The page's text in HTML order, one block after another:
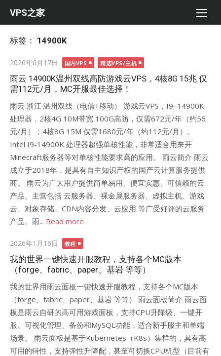
VPS之家
标签： 14900K
Posted
on
2026年6月17日 国内VPS 精选VPS/主机
雨云 14900K温州双线高防游戏云VPS，4核8G 15兆 仅
需112元/月，MC开服最佳选择！
雨云 浙江·温州双线（电信+移动） 游戏云VPS，I9–14900K
处理器，2核4G 10M带宽 100G高防，仅需672元/年（约56
元/月）；4核8G 15M 仅需1680元/年（约112元/月）。
Intel I9-14900K 处理器超强单核性能，非常适合用来开
Minecraft服务器等对单核性能要求高的应用。 雨云简介 雨云
成立于2018年，是具有自主知识产权的国产云计算服务提供
商。 雨云为广大用户提供简单易用、便宜实惠、可信赖的云
产品。主营包括 云服务器、裸金属服务器、虚拟主机、游戏
云、对象存储、CDN内容分发、云应用 等广受好评的云服务
产品。雨... Read more
Posted
on
2026年1月16日 教程
我的世界一键快速开服教程，支持各个MC版本
（forge、fabric、paper、基岩 等等）
我的世界用雨云面板一键快速开服教程，支持各个MC版本
（forge、fabric、paper、基岩 等等） 雨云面板简介 雨云面
板是雨云自研的高可用游戏面板，支持CPU升降级、一键开
服、可视化管理、备份和MySQL功能，适合新手服主和单端
场景。 雨云面板是基于Kubernetes（K8s）集群的，具有高
可用的特性，支持弹性升降配，甚至可切换CPU机型（目前有